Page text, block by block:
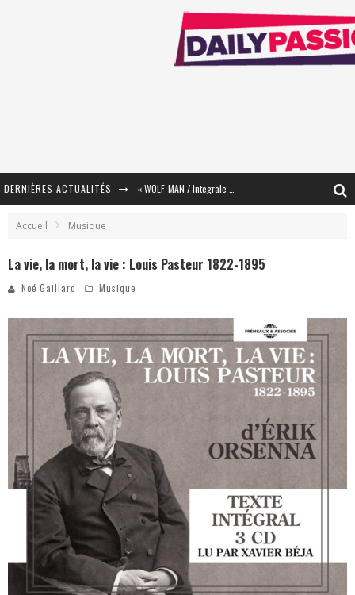
DERNIÈRES ACTUALITÉS
Star Fox
« MOFUSAND / Parler Japonais » – Des Expressions Pratiques !
Assassin's Creed Black Flag Resynced
« Damn Them All » - Un duo de Choc !
Yoshi and the mysterious book
Accueil Musique
La vie, la mort, la vie : Louis Pasteur 1822-1895
Noé Gaillard Musique